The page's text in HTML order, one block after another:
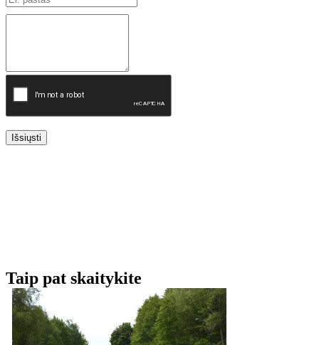
Išsiųsti
Taip pat skaitykite